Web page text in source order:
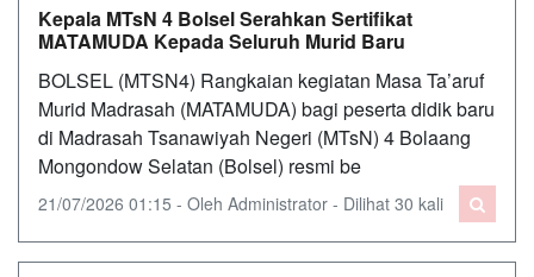
Kepala MTsN 4 Bolsel Serahkan Sertifikat
MATAMUDA Kepada Seluruh Murid Baru
BOLSEL (MTSN4) Rangkaian kegiatan Masa Ta’aruf
Murid Madrasah (MATAMUDA) bagi peserta didik baru
di Madrasah Tsanawiyah Negeri (MTsN) 4 Bolaang
Mongondow Selatan (Bolsel) resmi be
21/07/2026 01:15 - Oleh Administrator - Dilihat 30 kali